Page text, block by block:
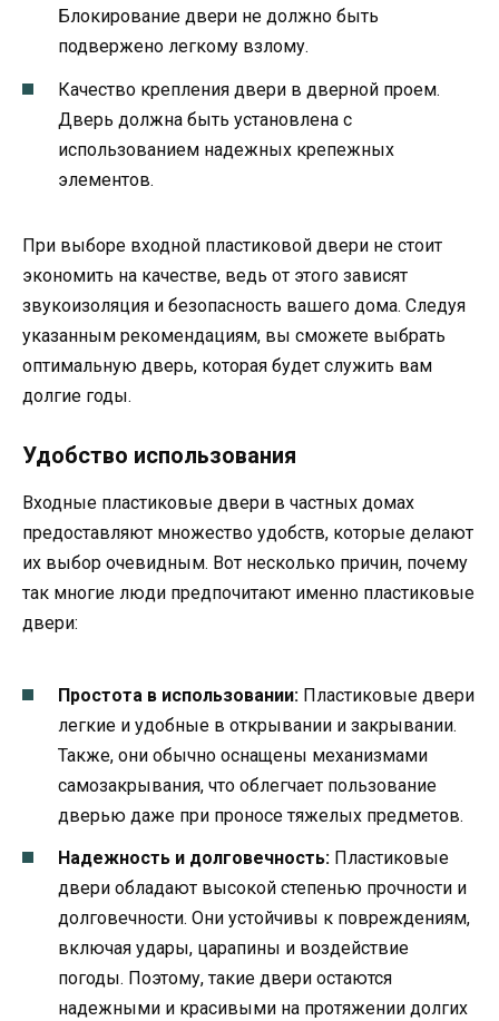
Блокирование двери не должно быть
подвержено легкому взлому.
Качество крепления двери в дверной проем.
Дверь должна быть установлена с
использованием надежных крепежных
элементов.
При выборе входной пластиковой двери не стоит
экономить на качестве, ведь от этого зависят
звукоизоляция и безопасность вашего дома. Следуя
указанным рекомендациям, вы сможете выбрать
оптимальную дверь, которая будет служить вам
долгие годы.
Удобство использования
Входные пластиковые двери в частных домах
предоставляют множество удобств, которые делают
их выбор очевидным. Вот несколько причин, почему
так многие люди предпочитают именно пластиковые
двери:
Простота в использовании: Пластиковые двери
легкие и удобные в открывании и закрывании.
Также, они обычно оснащены механизмами
самозакрывания, что облегчает пользование
дверью даже при проносе тяжелых предметов.
Надежность и долговечность: Пластиковые
двери обладают высокой степенью прочности и
долговечности. Они устойчивы к повреждениям,
включая удары, царапины и воздействие
погоды. Поэтому, такие двери остаются
надежными и красивыми на протяжении долгих